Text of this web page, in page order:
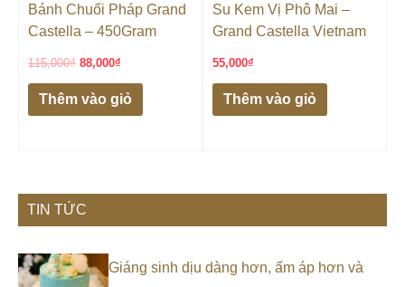
Bánh Chuối Pháp Grand
Castella – 450Gram
115,000₫ 88,000₫
Thêm vào giỏ
Su Kem Vị Phô Mai –
Grand Castella Vietnam
55,000₫
Thêm vào giỏ
TIN TỨC
Giáng sinh dịu dàng hơn, ấm áp hơn và